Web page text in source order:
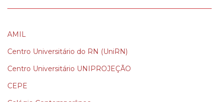
AMIL
Centro Universitário do RN (UniRN)
Centro Universitário UNIPROJEÇÃO
CEPE